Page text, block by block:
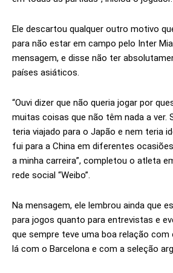
Ele descartou qualquer outro motivo
para não estar em campo pelo Inter
mensagem, e disse não ter
países asiáticos.
“Ouvi dizer que não queria jogar por
muitas coisas que não têm nada a ver.
teria viajado para o Japão e nem teria
fui para a China em diferentes
a minha carreira”, completou o atleta
rede social “Weibo”.
Na mensagem, ele lembrou ainda que
para jogos quanto para entrevistas e
que sempre teve uma boa relação com
lá com o Barcelona e com a seleção